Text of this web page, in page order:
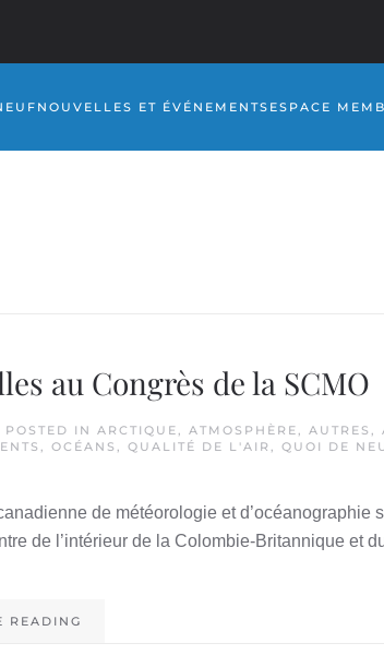
NOUVELLES ET ÉVÉNEMENTS ESPACE
au Congrès de la SCMO
POSTED IN ARCTIQUE, ATMOSPHÈRE, AUTRES ,
, OCÉANS , QUALITÉ DE L'AIR , QUOI DE
de météorologie et d’océanographie
de l’intérieur de la Colombie-Britannique et
READING